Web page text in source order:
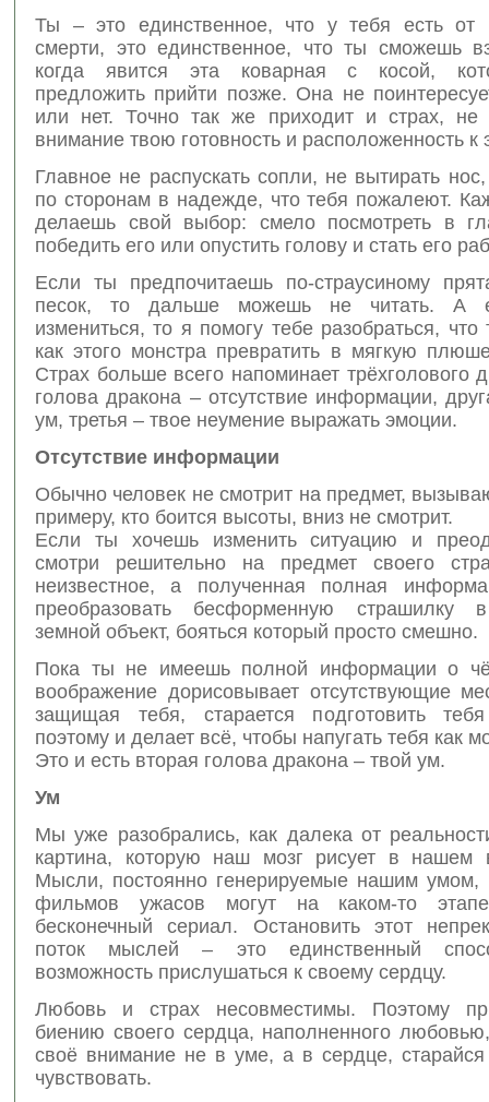
Ты – это единственное, что у тебя есть от
смерти, это единственное, что ты сможешь
когда явится эта коварная с косой,
предложить прийти позже. Она не
или нет. Точно так же приходит и страх, не
внимание твою готовность и расположенность к
Главное не распускать сопли, не вытирать
по сторонам в надежде, что тебя пожалеют.
делаешь свой выбор: смело посмотреть в
победить его или опустить голову и стать его
Если ты предпочитаешь по-страусиному
песок, то дальше можешь не читать. А
измениться, то я помогу тебе разобраться, что
как этого монстра превратить в мягкую
Страх больше всего напоминает трёхголового
голова дракона – отсутствие информации,
ум, третья – твое неумение выражать эмоции.
Отсутствие информации
Обычно человек не смотрит на предмет,
примеру, кто боится высоты, вниз не смотрит.
Если ты хочешь изменить ситуацию и
смотри решительно на предмет своего
неизвестное, а полученная полная
преобразовать бесформенную страшилку
земной объект, бояться который просто смешно.
Пока ты не имеешь полной информации о
воображение дорисовывает отсутствующие
защищая тебя, старается подготовить
поэтому и делает всё, чтобы напугать тебя как
Это и есть вторая голова дракона – твой ум.
Ум
Мы уже разобрались, как далека от
картина, которую наш мозг рисует в нашем
Мысли, постоянно генерируемые нашим умом,
фильмов ужасов могут на каком-то
бесконечный сериал. Остановить этот
поток мыслей – это единственный
возможность прислушаться к своему сердцу.
Любовь и страх несовместимы. Поэтому
биению своего сердца, наполненного
своё внимание не в уме, а в сердце,
чувствовать.